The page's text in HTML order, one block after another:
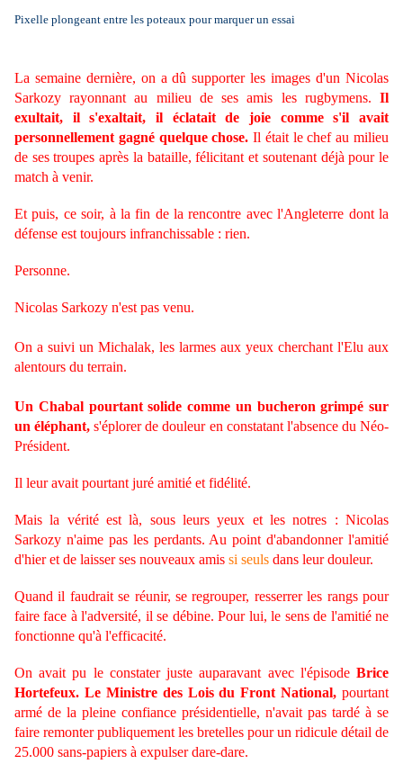
Pixelle plongeant entre les poteaux pour marquer un essai
La semaine dernière, on a dû supporter les images d'un Nicolas
Sarkozy rayonnant au milieu de ses amis les rugbymens. Il
exultait, il s'exaltait, il éclatait de joie comme s'il avait
personnellement gagné quelque chose. Il était le chef au milieu
de ses troupes après la bataille, félicitant et soutenant déjà pour le
match à venir.
Et puis, ce soir, à la fin de la rencontre avec l'Angleterre dont la
défense est toujours infranchissable : rien.
Personne.
Nicolas Sarkozy n'est pas venu.
On a suivi un Michalak, les larmes aux yeux cherchant l'Elu aux
alentours du terrain.
Un Chabal pourtant solide comme un bucheron grimpé sur
un éléphant, s'éplorer de douleur en constatant l'absence du Néo-
Président.
Il leur avait pourtant juré amitié et fidélité.
Mais la vérité est là, sous leurs yeux et les notres : Nicolas
Sarkozy n'aime pas les perdants. Au point d'abandonner l'amitié
d'hier et de laisser ses nouveaux amis si seuls dans leur douleur.
Quand il faudrait se réunir, se regrouper, resserrer les rangs pour
faire face à l'adversité, il se débine. Pour lui, le sens de l'amitié ne
fonctionne qu'à l'efficacité.
On avait pu le constater juste auparavant avec l'épisode Brice
Hortefeux. Le Ministre des Lois du Front National, pourtant
armé de la pleine confiance présidentielle, n'avait pas tardé à se
faire remonter publiquement les bretelles pour un ridicule détail de
25.000 sans-papiers à expulser dare-dare.